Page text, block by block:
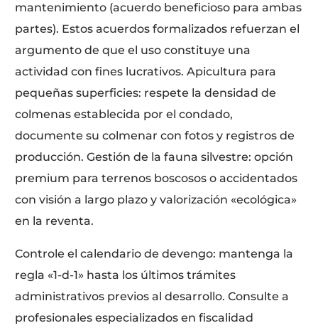
mantenimiento (acuerdo beneficioso para ambas
partes). Estos acuerdos formalizados refuerzan el
argumento de que el uso constituye una
actividad con fines lucrativos. Apicultura para
pequeñas superficies: respete la densidad de
colmenas establecida por el condado,
documente su colmenar con fotos y registros de
producción. Gestión de la fauna silvestre: opción
premium para terrenos boscosos o accidentados
con visión a largo plazo y valorización «ecológica»
en la reventa.
Controle el calendario de devengo: mantenga la
regla «1-d-1» hasta los últimos trámites
administrativos previos al desarrollo. Consulte a
profesionales especializados en fiscalidad